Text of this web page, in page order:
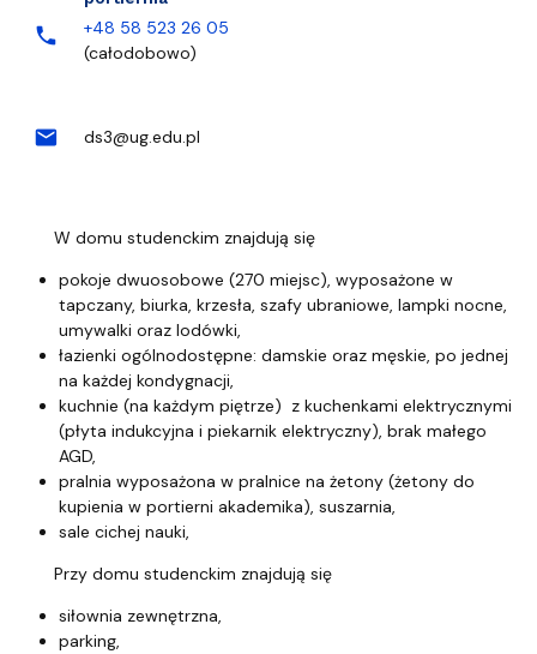
phone
+48 58 523 26 05
(całodobowo)
E-mail
mail ds3@ug.edu.pl
W domu studenckim znajdują się
pokoje dwuosobowe (270 miejsc), wyposażone w
tapczany, biurka, krzesła, szafy ubraniowe, lampki nocne,
umywalki oraz lodówki,
łazienki ogólnodostępne: damskie oraz męskie, po jednej
na każdej kondygnacji,
kuchnie (na każdym piętrze) z kuchenkami elektrycznymi
(płyta indukcyjna i piekarnik elektryczny), brak małego
AGD,
pralnia wyposażona w pralnice na żetony (żetony do
kupienia w portierni akademika), suszarnia,
sale cichej nauki,
Przy domu studenckim znajdują się
siłownia zewnętrzna,
parking,